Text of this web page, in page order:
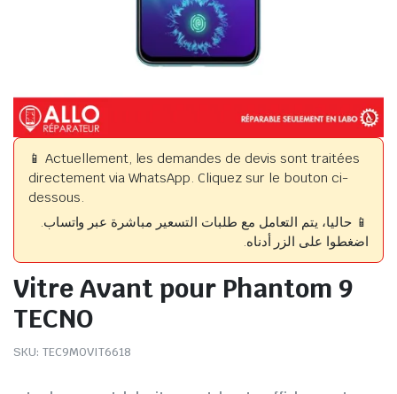
📱 Actuellement, les demandes de devis sont traitées
directement via WhatsApp. Cliquez sur le bouton ci-
dessous.
📱 حاليا، يتم التعامل مع طلبات التسعير مباشرة عبر واتساب.
اضغطوا على الزر أدناه.
Vitre Avant pour Phantom 9
TECNO
SKU: TEC9MOVIT6618